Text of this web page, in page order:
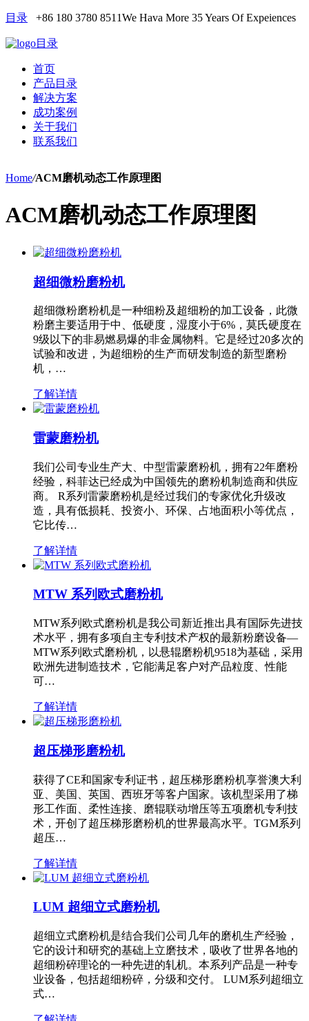
目录 +86 180 3780 8511We Hava More 35 Years Of Expeiences
目录
首页
产品目录
解决方案
成功案例
关于我们
联系我们
Home/ACM磨机动态工作原理图
ACM磨机动态工作原理图
超细微粉磨粉机
超细微粉磨粉机是一种细粉及超细粉的加工设备，此微
粉磨主要适用于中、低硬度，湿度小于6%，莫氏硬度在
9级以下的非易燃易爆的非金属物料。它是经过20多次的
试验和改进，为超细粉的生产而研发制造的新型磨粉
机，…
了解详情
雷蒙磨粉机
我们公司专业生产大、中型雷蒙磨粉机，拥有22年磨粉
经验，科菲达已经成为中国领先的磨粉机制造商和供应
商。 R系列雷蒙磨粉机是经过我们的专家优化升级改
造，具有低损耗、投资小、环保、占地面积小等优点，
它比传…
了解详情
MTW 系列欧式磨粉机
MTW系列欧式磨粉机是我公司新近推出具有国际先进技
术水平，拥有多项自主专利技术产权的最新粉磨设备—
MTW系列欧式磨粉机，以悬辊磨粉机9518为基础，采用
欧洲先进制造技术，它能满足客户对产品粒度、性能
可…
了解详情
超压梯形磨粉机
获得了CE和国家专利证书，超压梯形磨粉机享誉澳大利
亚、美国、英国、西班牙等客户国家。该机型采用了梯
形工作面、柔性连接、磨辊联动增压等五项磨机专利技
术，开创了超压梯形磨粉机的世界最高水平。TGM系列
超压…
了解详情
LUM 超细立式磨粉机
超细立式磨粉机是结合我们公司几年的磨机生产经验，
它的设计和研究的基础上立磨技术，吸收了世界各地的
超细粉碎理论的一种先进的轧机。本系列产品是一种专
业设备，包括超细粉碎，分级和交付。 LUM系列超细立
式…